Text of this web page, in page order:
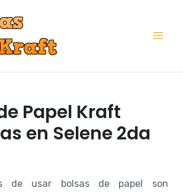
Papel Kraft
en Selene 2da
de usar bolsas de papel son